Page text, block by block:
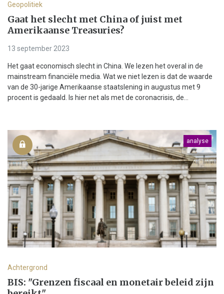
Geopolitiek
Gaat het slecht met China of juist met
Amerikaanse Treasuries?
13 september 2023
Het gaat economisch slecht in China. We lezen het overal in de
mainstream financiële media. Wat we niet lezen is dat de waarde
van de 30-jarige Amerikaanse staatslening in augustus met 9
procent is gedaald. Is hier net als met de coronacrisis, de...
analyse
Achtergrond
BIS: "Grenzen fiscaal en monetair beleid zijn